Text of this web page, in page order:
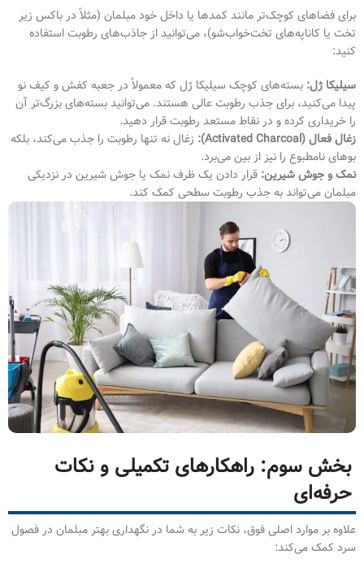
برای فضاهای کوچک‌تر مانند کمدها یا داخل خود مبلمان (مثلاً در باکس زیر
تخت یا کاناپه‌های تخت‌خواب‌شو)، می‌توانید از جاذب‌های رطوبت استفاده
کنید:
سیلیکا ژل: بسته‌های کوچک سیلیکا ژل که معمولاً در جعبه کفش و کیف نو
پیدا می‌کنید، برای جذب رطوبت عالی هستند. می‌توانید بسته‌های بزرگ‌تر آن
را خریداری کرده و در نقاط مستعد رطوبت قرار دهید.
زغال فعال (Activated Charcoal):
زغال نه تنها رطوبت را جذب می‌کند، بلکه
بوهای نامطبوع را نیز از بین می‌برد.
نمک و جوش شیرین: قرار دادن یک ظرف نمک یا جوش شیرین در نزدیکی
مبلمان می‌تواند به جذب رطوبت سطحی کمک کند.
بخش سوم: راهکارهای تکمیلی و نکات
حرفه‌ای
علاوه بر موارد اصلی فوق، نکات زیر به شما در نگهداری بهتر مبلمان در فصول
سرد کمک می‌کند: